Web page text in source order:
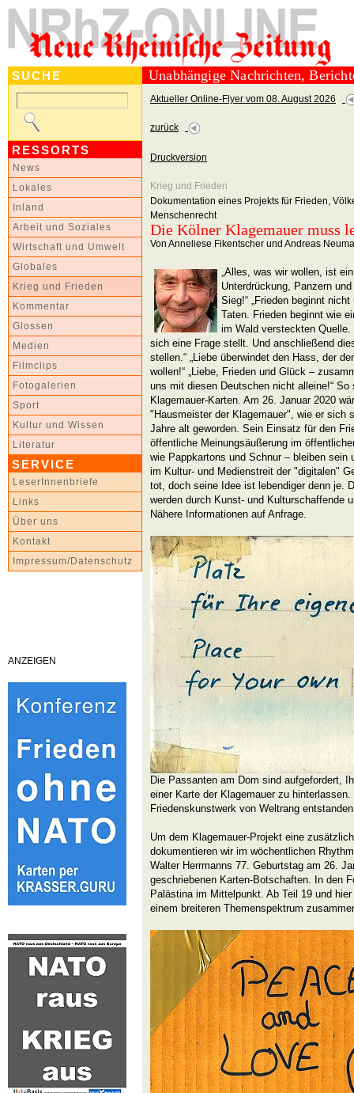
SUCHE
RESSORTS
News
Lokales
Inland
Arbeit und Soziales
Wirtschaft und Umwelt
Globales
Krieg und Frieden
Kommentar
Glossen
Medien
Filmclips
Fotogalerien
Sport
Kultur und Wissen
Literatur
SERVICE
LeserInnenbriefe
Links
Über uns
Kontakt
Impressum/Datenschutz
ANZEIGEN
Unabhängige Nachrichten,
Aktueller Online-Flyer vom 08. August 2026
zurück
Druckversion
Krieg und Frieden
Dokumentation eines Projekts für Frieden,
Menschenrecht
Die Kölner Klagemauer muss
Von Anneliese Fikentscher und Andreas
„Alles, was wir wollen, ist
Unterdrückung, Panzern
Sieg!“ „Frieden beginnt
Taten. Frieden beginnt wie
im Wald versteckten
sich eine Frage stellt. Und anschließend
stellen.“ „Liebe überwindet den Hass, der
wollen!“ „Liebe, Frieden und Glück –
uns mit diesen Deutschen nicht alleine!“
Klagemauer-Karten. Am 26. Januar 2020
"Hausmeister der Klagemauer", wie er sich
Jahre alt geworden. Sein Einsatz für den
öffentliche Meinungsäußerung im
wie Pappkartons und Schnur – bleiben sein
im Kultur- und Medienstreit der "digitalen"
tot, doch seine Idee ist lebendiger denn je.
werden durch Kunst- und Kulturschaffende
Nähere Informationen auf Anfrage.
Die Passanten am Dom sind aufgefordert,
einer Karte der Klagemauer zu
Friedenskunstwerk von Weltrang
Um dem Klagemauer-Projekt eine
dokumentieren wir im wöchentlichen
Walter Herrmanns 77. Geburtstag am 26.
geschriebenen Karten-Botschaften. In den
Palästina im Mittelpunkt. Ab Teil 19 und
einem breiteren Themenspektrum